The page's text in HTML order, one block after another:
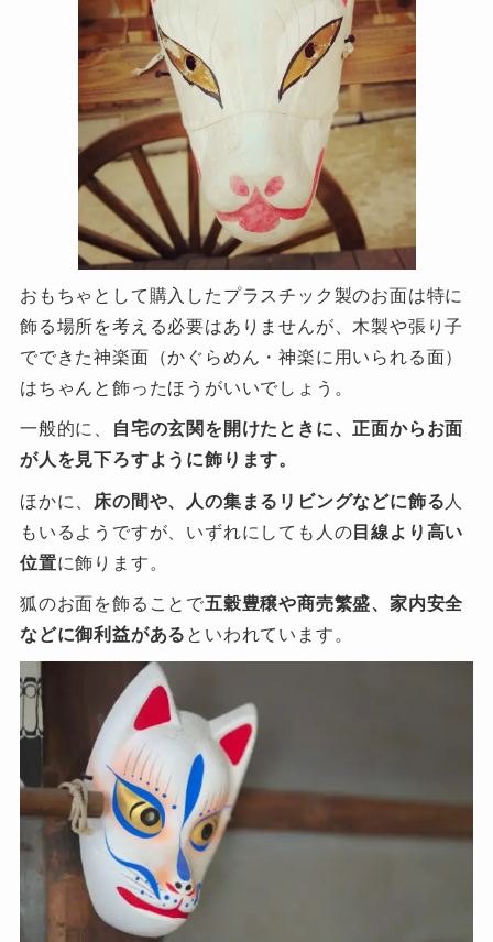
おもちゃとして購入したプラスチック製のお面は特に
飾る場所を考える必要はありませんが、木製や張り子
でできた神楽面（かぐらめん・神楽に用いられる面）
はちゃんと飾ったほうがいいでしょう。
一般的に、
自宅の玄関を開けたときに、正面からお面
が人を見下ろすように飾ります。
ほかに、 床の間や、人の集まるリビングなどに飾る 人
もいるようですが、いずれにしても人の 目線より高い
位置に飾ります。
狐のお面を飾ることで五穀豊穣や商売繁盛、家内安全
などに御利益がある といわれています。